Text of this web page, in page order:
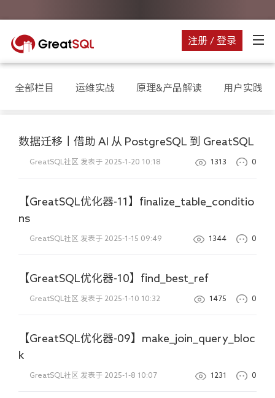
注册 / 登录
全部栏目 运维实战 原理&产品解读 用户实践
数据迁移丨借助 AI 从 PostgreSQL 到 GreatSQL
GreatSQL社区 发表于 2025-1-20 10:18 1313 0
【GreatSQL优化器-11】finalize_table_conditio
ns
GreatSQL社区 发表于 2025-1-15 09:49 1344 0
【GreatSQL优化器-10】find_best_ref
GreatSQL社区 发表于 2025-1-10 10:32 1475 0
【GreatSQL优化器-09】make_join_query_bloc
k
GreatSQL社区 发表于 2025-1-8 10:07 1231 0